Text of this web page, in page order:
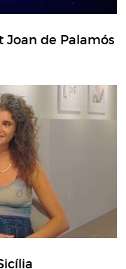
Joan de Palamós